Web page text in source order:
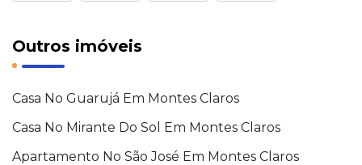
Outros imóveis
Casa No Guarujá Em Montes Claros
Casa No Mirante Do Sol Em Montes Claros
Apartamento No São José Em Montes Claros